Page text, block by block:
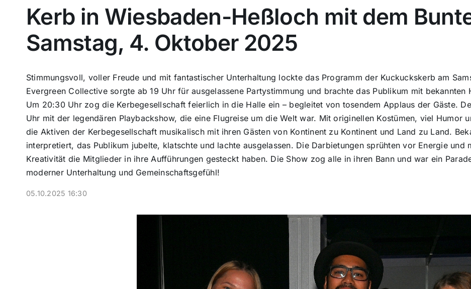
Kerb in Wiesbaden-Heßloch mit dem
Samstag, 4. Oktober 2025
Stimmungsvoll, voller Freude und mit fantastischer Unterhaltung lockte das Programm der Kuckuckskerb am
Evergreen Collective sorgte ab 19 Uhr für ausgelassene Partystimmung und brachte das Publikum mit bekannten
Um 20:30 Uhr zog die Kerbegesellschaft feierlich in die Halle ein – begleitet von tosendem Applaus der Gäste.
Uhr mit der legendären Playbackshow, die eine Flugreise um die Welt war. Mit originellen Kostümen, viel Humor
die Aktiven der Kerbegesellschaft musikalisch mit ihren Gästen von Kontinent zu Kontinent und Land zu Land.
interpretiert, das Publikum jubelte, klatschte und lachte ausgelassen. Die Darbietungen sprühten vor Energie
Kreativität die Mitglieder in ihre Aufführungen gesteckt haben. Die Show zog alle in ihren Bann und war ein
moderner Unterhaltung und Gemeinschaftsgefühl!
05.10.2025 16:30